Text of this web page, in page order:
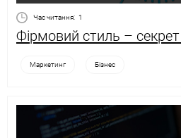
Час читання: 1
Фірмовий стиль – секрет
Маркетинг Бізнес